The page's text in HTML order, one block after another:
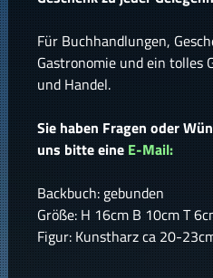
Für Buchhandlungen,
Gastronomie und ein tolles
und Handel.
Sie haben Fragen oder
uns bitte eine E-Mail:
Backbuch: gebunden
Größe: H 16cm B 10cm T
Figur: Kunstharz ca 20-